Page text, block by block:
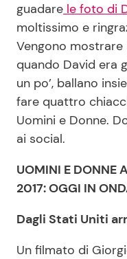
guadare le foto di
moltissimo e
Vengono
quando David era
un po’, ballano
fare quattro
Uomini e Donne.
ai social.
UOMINI E DONNE
2017: OGGI IN
Dagli Stati Uniti
Un filmato di